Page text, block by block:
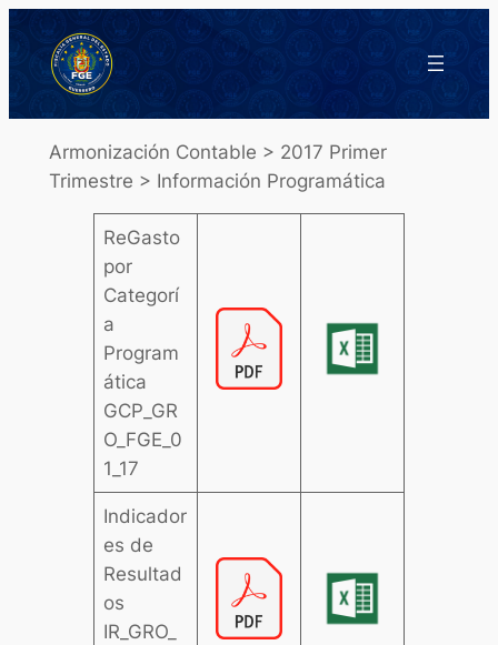
Saltar
al
contenido
Armonización Contable > 2017 Primer
Trimestre > Información Programática
ReGasto
por
Categorí
a
Program
ática
GCP_GR
O_FGE_0
1_17
Indicador
es de
Resultad
os
IR_GRO_